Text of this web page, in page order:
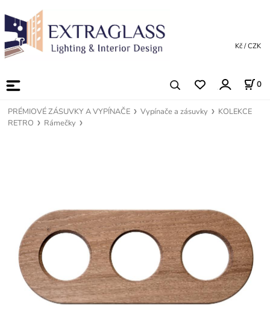
0
Kč / CZK
PRÉMIOVÉ ZÁSUVKY A VYPÍNAČE Vypínače a zásuvky
KOLEKCE
RETRO
Rámečky